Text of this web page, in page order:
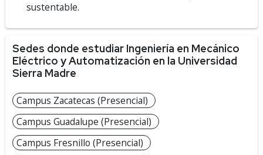
sustentable.
Sedes donde estudiar Ingeniería en Mecánico
Eléctrico y Automatización en la Universidad
Sierra Madre
Campus Zacatecas (Presencial)
Campus Guadalupe (Presencial)
Campus Fresnillo (Presencial)